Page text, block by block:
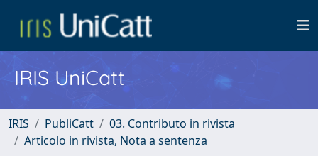
IRIS UniCatt
IRIS PubliCatt
03. Contributo in rivista
Articolo in rivista, Nota a sentenza